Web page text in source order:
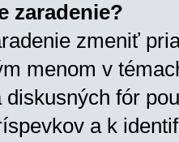
zaradenie?
zmeniť
menom v
fór
a k